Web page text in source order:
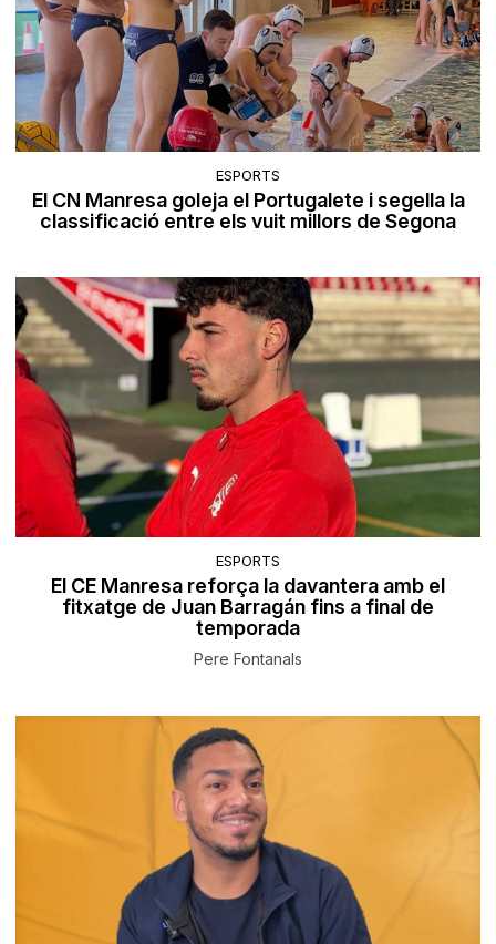
ESPORTS
El CN Manresa goleja el Portugalete i segella la
classificació entre els vuit millors de Segona
ESPORTS
El CE Manresa reforça la davantera amb el
fitxatge de Juan Barragán fins a final de
temporada
Pere Fontanals